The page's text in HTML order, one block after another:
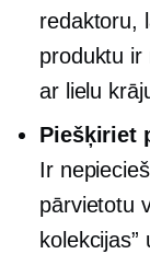
redaktoru,
produktu
ar lielu
Piešķiriet
Ir
pārvietotu